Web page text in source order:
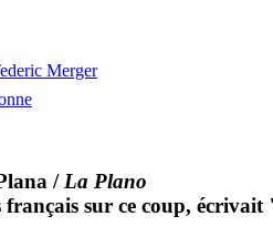
Merger
/La Plano
français sur ce coup,